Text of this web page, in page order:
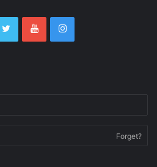
Forget?